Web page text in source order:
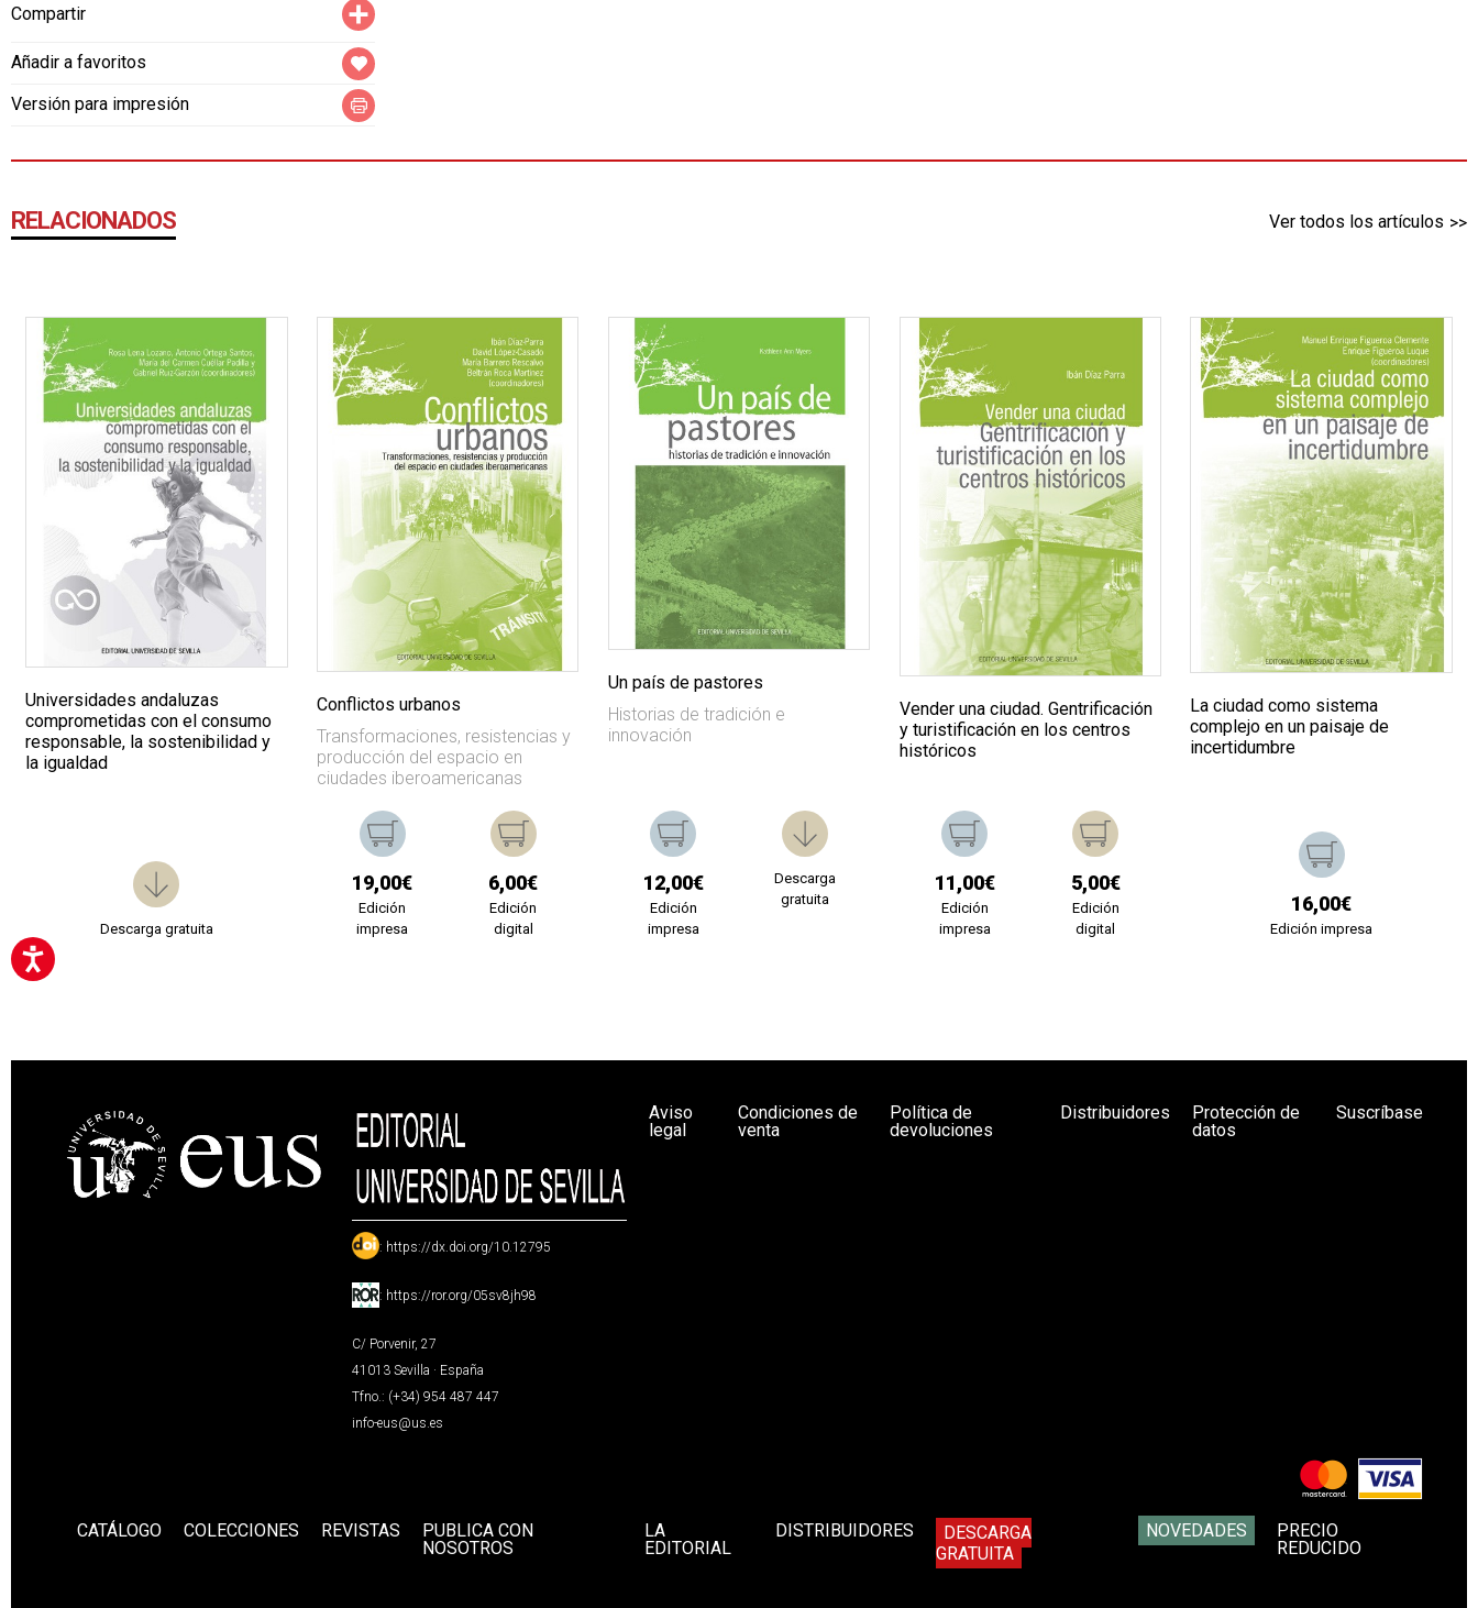
Compartir
Añadir a favoritos
Versión para impresión
RELACIONADOS Ver todos los artículos
Universidades andaluzas
comprometidas con el consumo
responsable, la sostenibilidad y
la igualdad
Descarga gratuita
Conflictos urbanos
Transformaciones, resistencias y
producción del espacio en
ciudades iberoamericanas
19,00€
Edición
impresa
6,00€
Edición
digital
Un país de pastores
Historias de tradición e
innovación
12,00€
Edición
impresa
Descarga
gratuita
Vender una ciudad. Gentrificación
y turistificación en los centros
históricos
11,00€
Edición
impresa
5,00€
Edición
digital
La ciudad como sistema
complejo en un paisaje de
incertidumbre
16,00€
Edición impresa
: https://dx.doi.org/10.12795
: https://ror.org/05sv8jh98
C/ Porvenir, 27
41013 Sevilla · España
Tfno.: (+34) 954 487 447
info-eus@us.es
Aviso
legal
Condiciones de
venta
Política de
devoluciones
Distribuidores
Protección de
datos
Suscríbase
CATÁLOGO COLECCIONES REVISTAS
PUBLICA CON
NOSOTROS
LA
EDITORIAL
DISTRIBUIDORES
DESCARGA
GRATUITA
NOVEDADES
PRECIO
REDUCIDO